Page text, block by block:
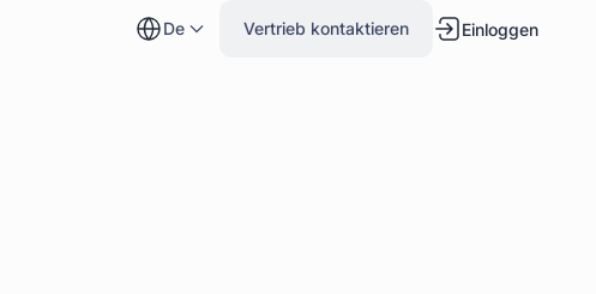
de Vertrieb kontaktieren Einloggen